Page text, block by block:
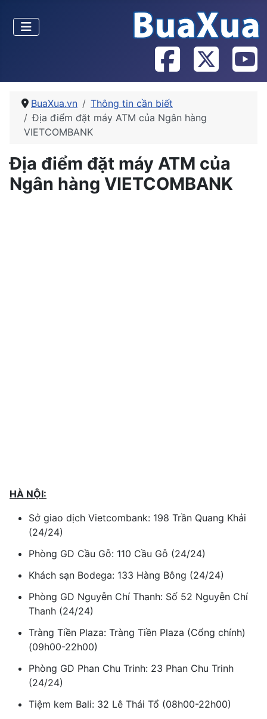
BuaXua.vn
Thông tin cần biết
Địa điểm đặt máy ATM của Ngân hàng
VIETCOMBANK
Địa điểm đặt máy ATM của
Ngân hàng VIETCOMBANK
HÀ NỘI:
Sở giao dịch Vietcombank: 198 Trần Quang Khải
(24/24)
Phòng GD Cầu Gỗ: 110 Cầu Gỗ (24/24)
Khách sạn Bodega: 133 Hàng Bông (24/24)
Phòng GD Nguyễn Chí Thanh: Số 52 Nguyễn Chí
Thanh (24/24)
Tràng Tiền Plaza: Tràng Tiền Plaza (Cổng chính)
(09h00-22h00)
Phòng GD Phan Chu Trinh: 23 Phan Chu Trinh
(24/24)
Tiệm kem Bali: 32 Lê Thái Tổ (08h00-22h00)